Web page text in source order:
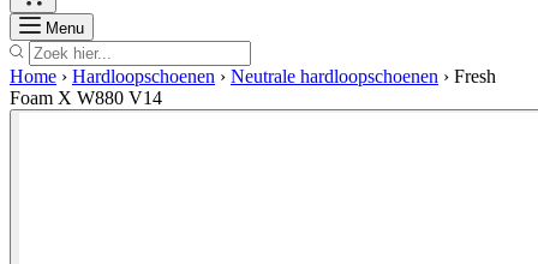
Menu Zoek
Home › Hardloopschoenen › Neutrale hardloopschoenen › Fresh
Foam X W880 V14